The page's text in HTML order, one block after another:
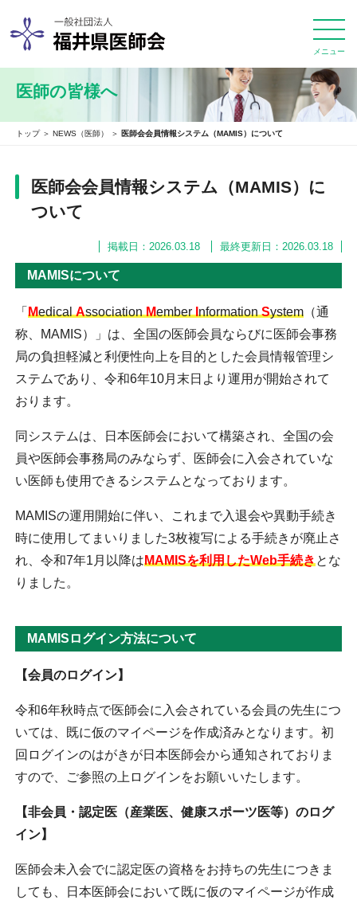
メニュー
医師の皆様
医師の皆様へ
トップ＞ NEWS（医師） ＞ 医師会会員情報システム（MAMIS）について
医師会会員情報システム（MAMIS）に
ついて
掲載日：2026.03.18 最終更新日：2026.03.18
MAMISについて
「 MedicalAssociationMemberInformationSystem（通
称、
MAMIS）」は、全国の医師会員ならびに医師会事務
局の負担軽減と利便性向上を目的とした会員情報管理シ
ステムであり、令和6年10月末日より運用が開始されて
おります。
同システムは、日本医師会において構築され、全国の会
員や医師会事務局のみならず、医師会に入会されていな
い医師も使用できるシステムとなっております。
MAMISの運用開始に伴い、これまで入退会や異動手続き
時に使用してまいりました3枚複写による手続きが廃止さ
れ、令和7年1月以降はMAMISを利用したWeb手続きとな
りました。
MAMISログイン方法について
【会員のログイン】
令和6年秋時点で医師会に入会されている会員の先生につ
いては、既に仮のマイページを作成済みとなります。初
回ログインのはがきが日本医師会から通知されておりま
すので、ご参照の上ログインをお願いいたします。
【非会員・認定医（産業医、健康スポーツ医等）のログ
イン】
医師会未入会でに認定医の資格をお持ちの先生につきま
しても、日本医師会において既に仮のマイページが作成